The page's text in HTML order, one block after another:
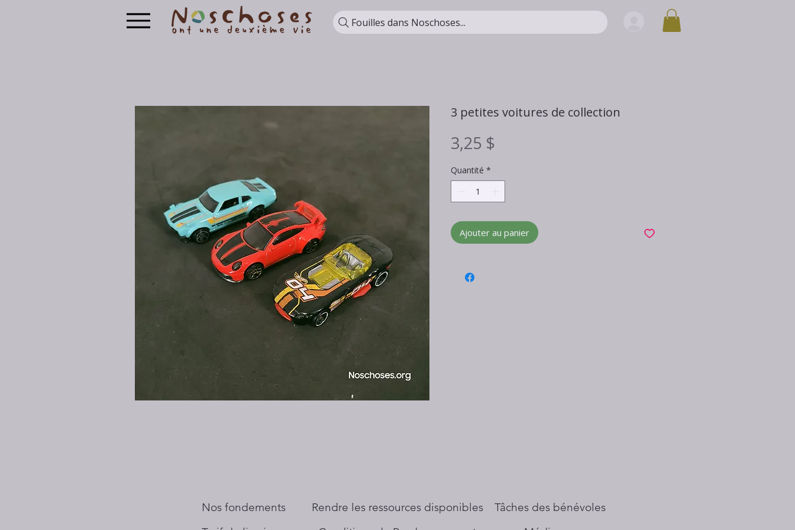
Fouilles dans Noschoses...
3 petites voitures de collection
3,25 $
Quantité *
Ajouter au panier
Nos fondements
​Rendre les ressources disponibles
Tâches des bénévoles